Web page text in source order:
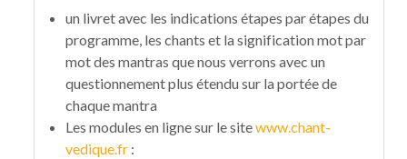
un livret avec les indications étapes par étapes du
programme, les chants et la signification mot par
mot des mantras que nous verrons avec un
questionnement plus étendu sur la portée de
chaque mantra
Les modules en ligne sur le sitewww.chant-
vedique.fr :